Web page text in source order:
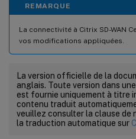
REMARQUE
La connectivité à Citrix SD-WAN
vos modifications appliquées.
La version officielle de la
anglais. Toute version dans
est fournie uniquement à titre
contenu traduit
veuillez consulter la clause de
la traduction automatique sur